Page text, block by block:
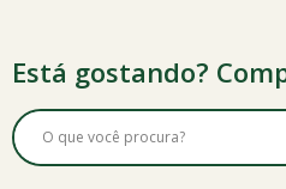
Está gostando?